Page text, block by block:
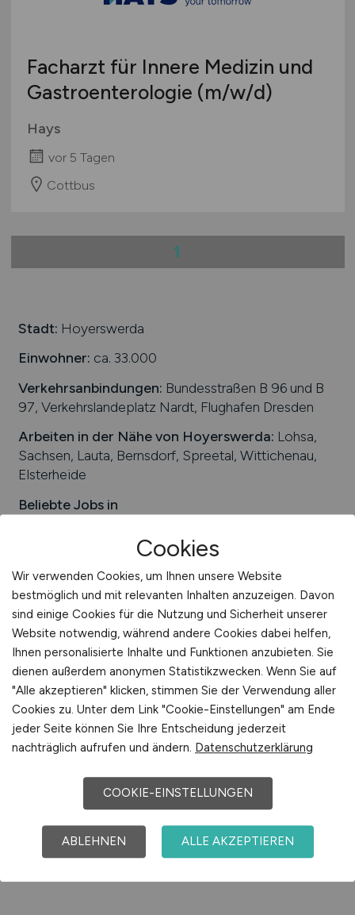
Mecklenburg-Vorpommern
Niedersachsen
Rheinland-Pfalz
Saarland
Sachsen
Schweiz
International
Facharzt für Innere Medizin und
Gastroenterologie (m/w/d)
Hays
vor 5 Tagen
Cottbus
1
Stadt: Hoyerswerda
Einwohner: ca. 33.000
Verkehrsanbindungen: Bundesstraßen B 96 und B
97, Verkehrslandeplatz Nardt, Flughafen Dresden
Arbeiten in der Nähe von Hoyerswerda: Lohsa,
Sachsen, Lauta, Bernsdorf, Spreetal, Wittichenau,
Elsterheide
Beliebte Jobs in
Dienstleistungen, Handel
Beliebte Arbeitgeber inHoyerswerda, die
attraktive Jobangebote bieten:Stahlbau
Hoyerswerda GmbH, Lausitzer Seenland Klinikum
GmbH, Lausitzer Werkstätten für Behinderte
gemeinnützige GmbH, AVI-GmbH, Stadtverwaltung
Einfach online aktuelle Stellenangebote in
Hoyerswerdaund Umgebung suchen. Informieren
Sie sich auf unserem Stellenmarkt über
Jobangebote und Karriereperspektiven in
Hoyerswerda.
Machen Sie den nächsten Schritt auf der
Karriereleiter – auf unsere Jobbörse finden Sie ihren
neuen Traumjob.
Kurzinfo/Auszug Hoyerswerda. Alle Angaben ohne Gewähr.
Cookies
Wir verwenden Cookies, um Ihnen unsere Website
bestmöglich und mit relevanten Inhalten anzuzeigen. Davon
sind einige Cookies für die Nutzung und Sicherheit unserer
Website notwendig, während andere Cookies dabei helfen,
Ihnen personalisierte Inhalte und Funktionen anzubieten. Sie
dienen außerdem anonymen Statistikzwecken. Wenn Sie auf
"Alle akzeptieren" klicken, stimmen Sie der Verwendung aller
Cookies zu. Unter dem Link "Cookie-Einstellungen" am Ende
jeder Seite können Sie Ihre Entscheidung jederzeit
nachträglich aufrufen und ändern. Datenschutzerklärung
COOKIE-EINSTELLUNGEN
ABLEHNEN ALLE AKZEPTIEREN